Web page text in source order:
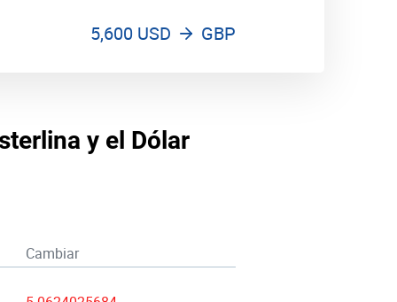
5,600 USD GBP
y el Dólar
Cambiar